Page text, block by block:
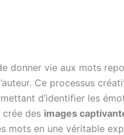
donner vie aux mots
Ce processus
d’identifier les
crée des images
mots en une véritable